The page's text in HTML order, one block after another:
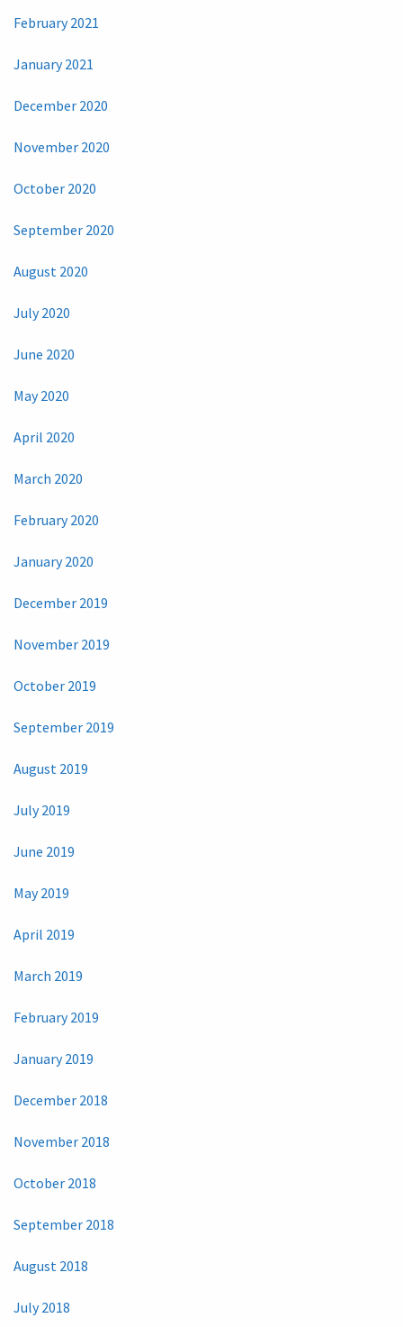
February 2021
January 2021
December 2020
November 2020
October 2020
September 2020
August 2020
July 2020
June 2020
May 2020
April 2020
March 2020
February 2020
January 2020
December 2019
November 2019
October 2019
September 2019
August 2019
July 2019
June 2019
May 2019
April 2019
March 2019
February 2019
January 2019
December 2018
November 2018
October 2018
September 2018
August 2018
July 2018